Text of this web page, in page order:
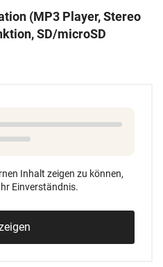
(MP3 Player, Stereo
SD/microSD
Inhalt zeigen zu können,
Einverständnis.